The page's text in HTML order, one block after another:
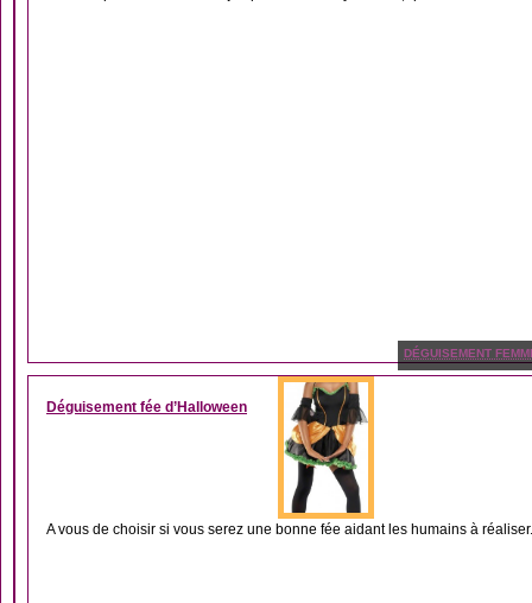
DÉGUISEMENT
Déguisement fée d’Halloween
A vous de choisir si vous serez une bonne fée aidant les humains à